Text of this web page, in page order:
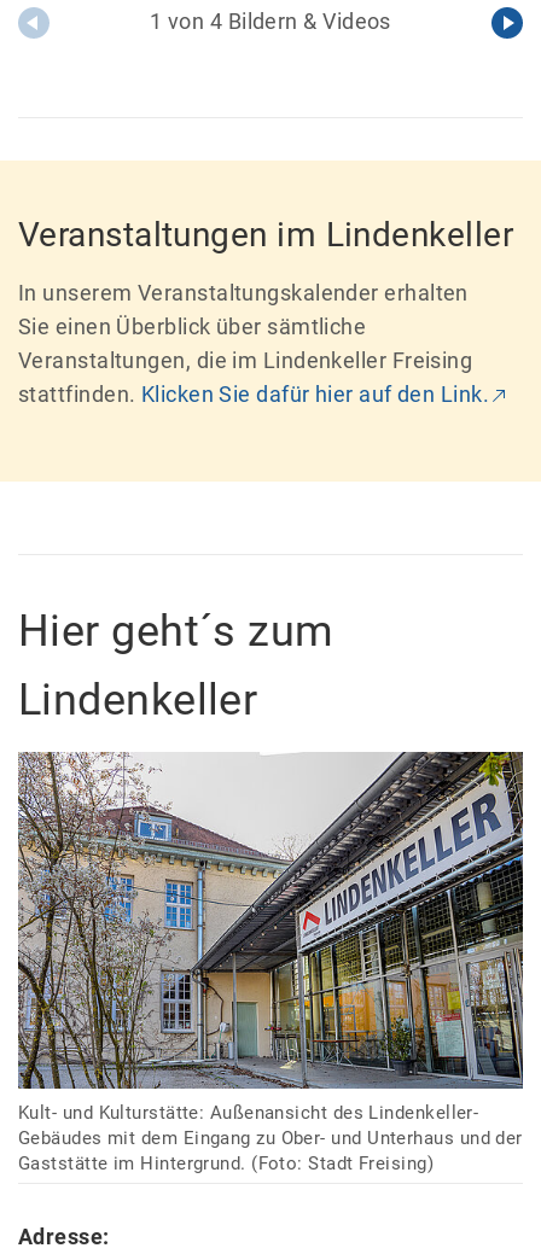
1 von 4 Bildern & Videos
Veranstaltungen im Lindenkeller
In unserem Veranstaltungskalender erhalten
Sie einen Überblick über sämtliche
Veranstaltungen, die im Lindenkeller Freising
stattfinden. Klicken Sie dafür hier auf den Link.
Hier geht´s zum
Lindenkeller
Kult- und Kulturstätte: Außenansicht des Lindenkeller-
Gebäudes mit dem Eingang zu Ober- und Unterhaus und der
Gaststätte im Hintergrund. (Foto: Stadt Freising)
Adresse: